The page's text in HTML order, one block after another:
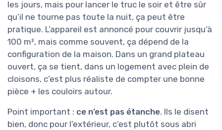
les jours, mais pour lancer le truc le soir et être sûr
qu’il ne tourne pas toute la nuit, ça peut être
pratique. L’appareil est annoncé pour couvrir jusqu’à
100 m², mais comme souvent, ça dépend de la
configuration de la maison. Dans un grand plateau
ouvert, ça se tient, dans un logement avec plein de
cloisons, c’est plus réaliste de compter une bonne
pièce + les couloirs autour.
Point important : ce n’est pas étanche. Ils le disent
bien, donc pour l’extérieur, c’est plutôt sous abri